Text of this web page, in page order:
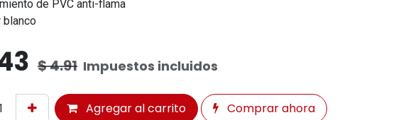
de PVC anti-flama
blanco
$4.91 Impuestos incluidos
Agregar al carrito Comprar ahora